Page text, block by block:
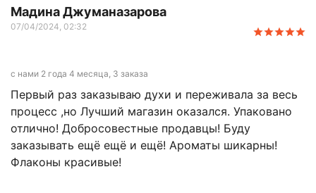
Мадина Джуманазарова
07/04/2024, 02:32
с нами 2 года 4 месяца, 3 заказа
Первый раз заказываю духи и переживала за весь
процесс ,но Лучший магазин оказался. Упаковано
отлично! Добросовестные продавцы! Буду
заказывать ещё ещё и ещё! Ароматы шикарны!
Флаконы красивые!